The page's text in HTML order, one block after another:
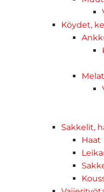
Köydet,
Sakkelit,
Haat